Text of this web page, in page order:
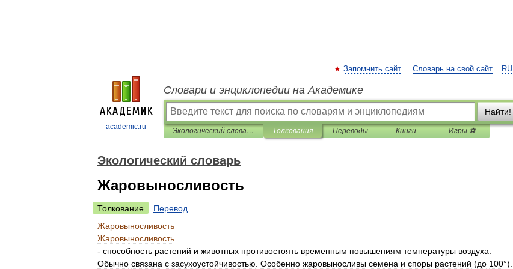
academic.ru
RU
Запомнить сайт Словарь на свой сайт
Словари и энциклопедии на Академике
Найти!
Экологический словарь Толкования Переводы Книги Игры ⚽
Экологический словарь
Жаровыносливость
Толкование
Перевод
Жаровыносливость
Жаровыносливость
- способность растений и животных противостоять временным повышениям температуры воздуха
Обычно связана с засухоустойчивостью Особенно жаровыносливы семена и споры растений (до 100°).